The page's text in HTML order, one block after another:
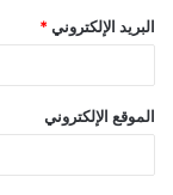
البريد الإلكتروني *
الموقع الإلكتروني